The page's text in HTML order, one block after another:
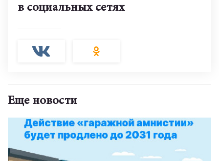
в социальных сетях
Еще новости